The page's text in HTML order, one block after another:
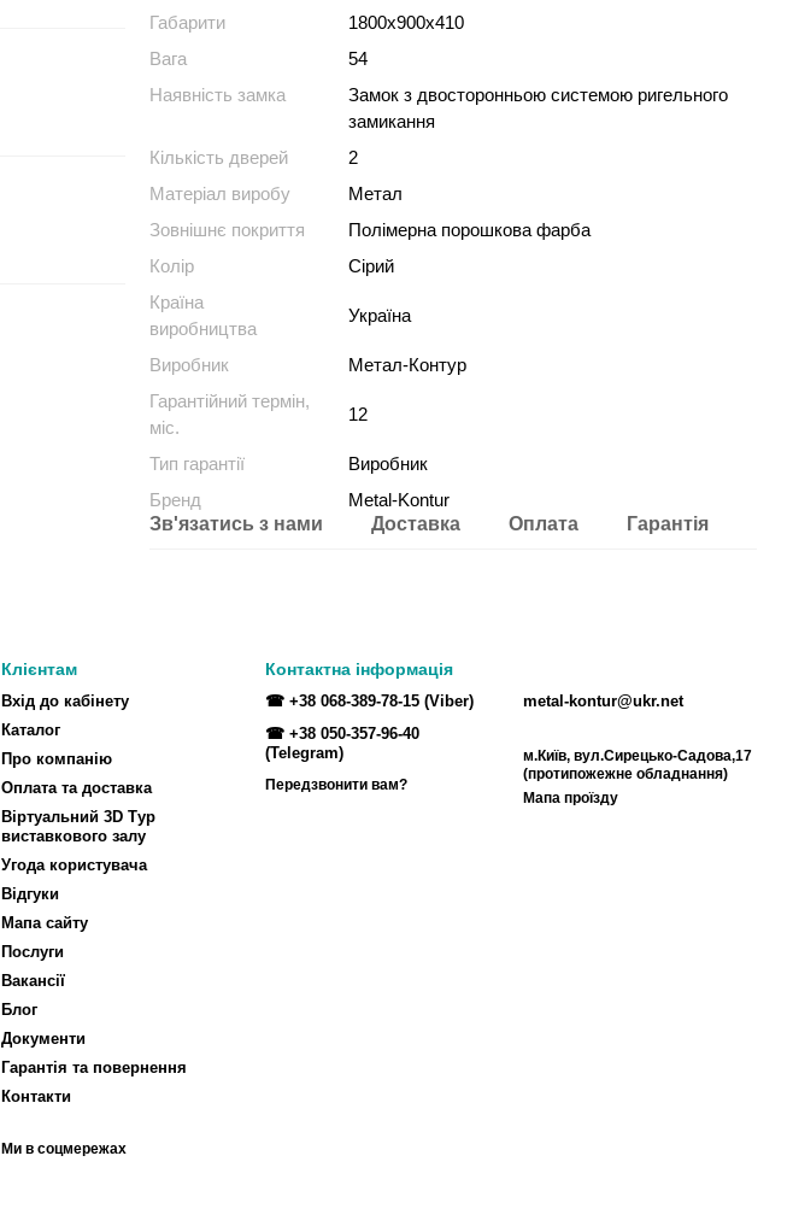
Габарити
1800х900х410
Вага
54
Наявність замка
Замок з двосторонньою системою ригельного
замикання
Кількість дверей
2
Матеріал виробу
Метал
Зовнішнє покриття
Полімерна порошкова фарба
Колір
Сірий
Країна
виробництва
Україна
Виробник
Метал-Контур
Гарантійний термін,
міс.
12
Тип гарантії
Виробник
Бренд
Metal-Kontur
Зв'язатись з нами
Доставка Оплата Гарантія
Клієнтам
Вхід до кабінету
Каталог
Про компанію
Оплата та доставка
Віртуальний 3D Тур
виставкового залу
Угода користувача
Відгуки
Мапа сайту
Послуги
Вакансії
Блог
Документи
Гарантія та повернення
Контакти
Ми в соцмережах
Контактна інформація
☎ +38 068-389-78-15 (Viber)
☎ +38 050-357-96-40
(Telegram)
Передзвонити вам?
metal-kontur@ukr.net
м.Київ, вул.Сирецько-Садова,17
(протипожежне обладнання)
Мапа проїзду